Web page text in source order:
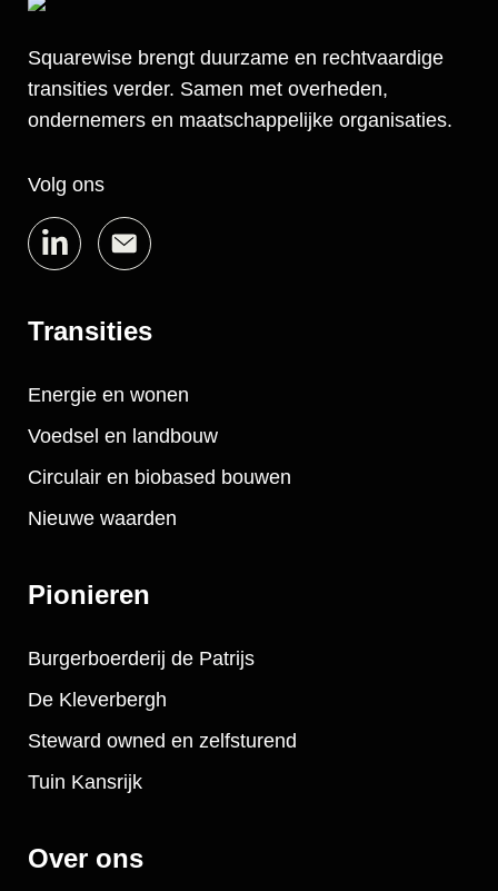
Squarewise brengt duurzame en rechtvaardige
transities verder. Samen met overheden,
ondernemers en maatschappelijke organisaties.
Volg ons
Transities
Energie en wonen
Voedsel en landbouw
Circulair en biobased bouwen
Nieuwe waarden
Pionieren
Burgerboerderij de Patrijs
De Kleverbergh
Steward owned en zelfsturend
Tuin Kansrijk
Over ons